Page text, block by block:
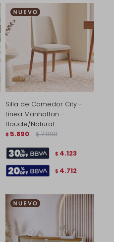
Silla de Comedor City -
Línea Manhattan -
Boucle/Natural
$ 5.890 $ 7.990
$ 4.123
$ 4.712